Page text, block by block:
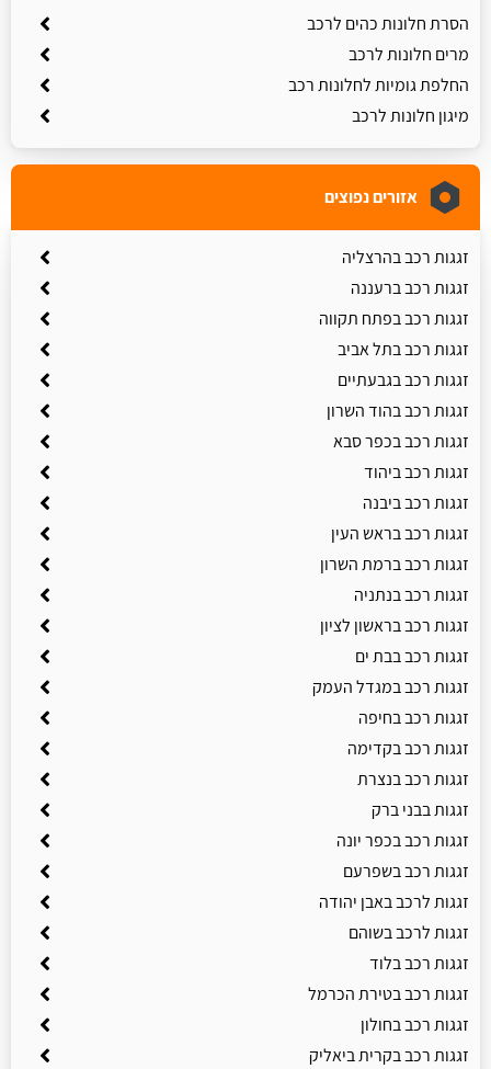
הסרת חלונות כהים לרכב
מרים חלונות לרכב
החלפת גומיות לחלונות רכב
מיגון חלונות לרכב
אזורים נפוצים
זגגות רכב בהרצליה
זגגות רכב ברעננה
זגגות רכב בפתח תקווה
זגגות רכב בתל אביב
זגגות רכב בגבעתיים
זגגות רכב בהוד השרון
זגגות רכב בכפר סבא
זגגות רכב ביהוד
זגגות רכב ביבנה
זגגות רכב בראש העין
זגגות רכב ברמת השרון
זגגות רכב בנתניה
זגגות רכב בראשון לציון
זגגות רכב בבת ים
זגגות רכב במגדל העמק
זגגות רכב בחיפה
זגגות רכב בקדימה
זגגות רכב בנצרת
זגגות בבני ברק
זגגות רכב בכפר יונה
זגגות רכב בשפרעם
זגגות לרכב באבן יהודה
זגגות לרכב בשוהם
זגגות רכב בלוד
זגגות רכב בטירת הכרמל
זגגות רכב בחולון
זגגות רכב בקרית ביאליק